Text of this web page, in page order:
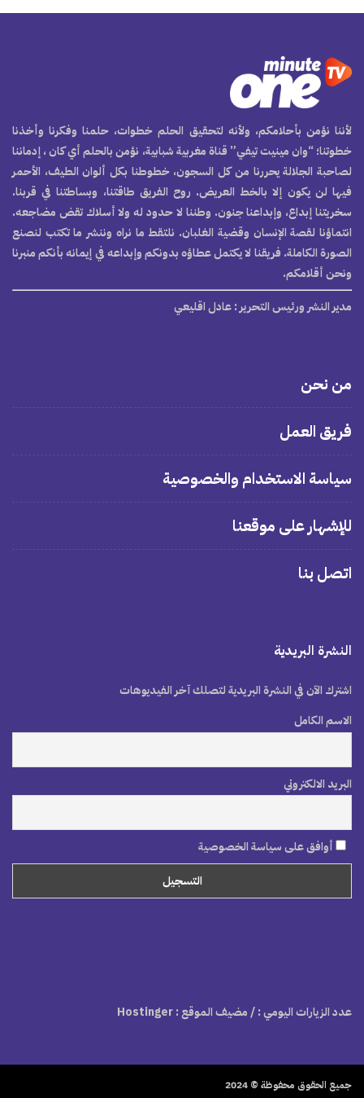
لأننا نؤمن بأحلامكم، ولأنه لتحقيق الحلم خطوات، حلمنا وفكرنا وأخذنا
خطوتنا؛ “وان مينيت تيفي” قناة مغربية شبابية، نؤمن بالحلم أي كان ، إدماننا
لصاحبة الجلالة يحررنا من كل السجون، خطوطنا بكل ألوان الطيف، الأحمر
فيها لن يكون إلا بالخط العريض. روح الفريق طاقتنا، وبساطتنا في قربنا.
سخريتنا إبداع، وإبداعنا جنون. وطننا لا حدود له ولا أسلاك تقض مضاجعه.
انتماؤنا لقصة الإنسان وقضية الغلبان. نلتقط ما نراه وننشر ما تكتب لنصنع
الصورة الكاملة. فريقنا لا يكتمل عطاؤه بدونكم وإبداعه في إيمانه بأنكم منبرنا
ونحن أقلامكم.
مدير النشر ورئيس التحرير: عادل اقليعي
من نحن
فريق العمل
سياسة الاستخدام والخصوصية
للإشهار على موقعنا
اتصل بنا
النشرة البريدية
اشترك الآن في النشرة البريدية لتصلك آخر الفيديوهات
الاسم الكامل
البريد الالكتروني
أوافق على سياسة الخصوصية
عدد الزيارات اليومي :/ مضيف الموقع : Hostinger
جميع الحقوق محفوظة © 2024